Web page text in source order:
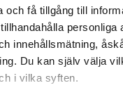
och få tillgång till
personliga
innehållsmätning,
Du kan själv välja
i vilka syften.
Örebro